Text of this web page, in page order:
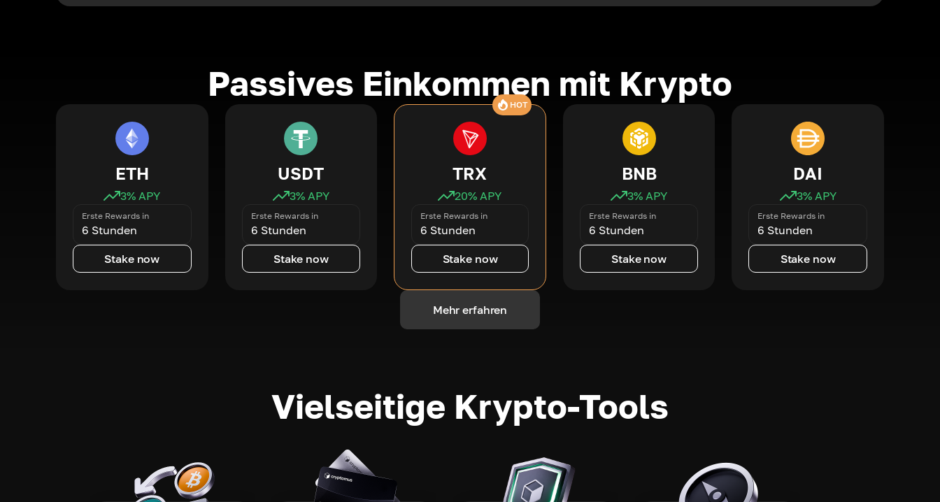
Passives Einkommen mit Krypto
ETH
3% APY
Erste Rewards in
6 Stunden
Stake now
USDT
3% APY
Erste Rewards in
6 Stunden
Stake now
HOT
TRX
20% APY
Erste Rewards in
6 Stunden
Stake now
BNB
3% APY
Erste Rewards in
6 Stunden
Stake now
DAI
3% APY
Erste Rewards in
6 Stunden
Stake now
Mehr erfahren
Vielseitige Krypto-Tools